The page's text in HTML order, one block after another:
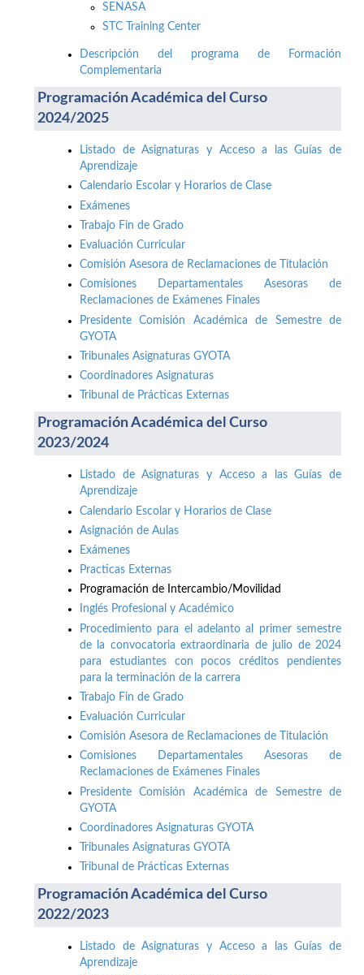
SENASA
STC Training Center
Descripción del programa de Formación
Complementaria
Programación Académica del Curso
2024/2025
Listado de Asignaturas y Acceso a las Guías de
Aprendizaje
Calendario Escolar y Horarios de Clase
Exámenes
Trabajo Fin de Grado
Evaluación Curricular
Comisión Asesora de Reclamaciones de Titulación
Comisiones Departamentales Asesoras de
Reclamaciones de Exámenes Finales
Presidente Comisión Académica de Semestre de
GYOTA
Tribunales Asignaturas GYOTA
Coordinadores Asignaturas
Tribunal de Prácticas Externas
Programación Académica del Curso
2023/2024
Listado de Asignaturas y Acceso a las Guías de
Aprendizaje
Calendario Escolar y Horarios de Clase
Asignación de Aulas
Exámenes
Practicas Externas
Programación de Intercambio/Movilidad
Inglés Profesional y Académico
Procedimiento para el adelanto al primer semestre
de la convocatoria extraordinaria de julio de 2024
para estudiantes con pocos créditos pendientes
para la terminación de la carrera
Trabajo Fin de Grado
Evaluación Curricular
Comisión Asesora de Reclamaciones de Titulación
Comisiones Departamentales Asesoras de
Reclamaciones de Exámenes Finales
Presidente Comisión Académica de Semestre de
GYOTA
Coordinadores Asignaturas GYOTA
Tribunales Asignaturas GYOTA
Tribunal de Prácticas Externas
Programación Académica del Curso
2022/2023
Listado de Asignaturas y Acceso a las Guías de
Aprendizaje